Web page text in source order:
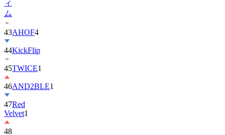
43
44KickFlip
45TWICE1
46AND2BLE
47Red
Velvet
48
パ
ク・